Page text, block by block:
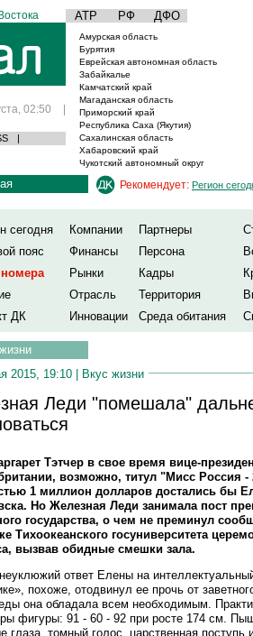
АТР РФ ДФО
02:50 |
|
Амурская область
Бурятия
Еврейская автономная область
Забайкалье
Камчатский край
Магаданская область
Приморский край
Республика Саха (Якутия)
Сахалинская область
Хабаровский край
Чукотский автономный округ
Рекомендует: Регион
сегодня Компании Партнеры
пояс
Финансы Персона
Рынки Кадры
Отрасль Территория
ДК
Инновации Среда обитания
2015, 19:10 | Вкус жизни
Леди "помешала"
Тэтчер в свое время вице-
возможно, титул "Мисс Россия -
1 миллион долларов достались бы
Но Железная Леди занимала пост
государства, о чем не преминул
Тихоокеанского госуниверситета
вызвав обидные смешки зала.
ответ Елены на
похоже, отодвинул ее прочь от
она обладала всем необходимым.
фигуры: 91 - 60 - 92 при росте 174 см.
глаза, томный голос, царственная поступь